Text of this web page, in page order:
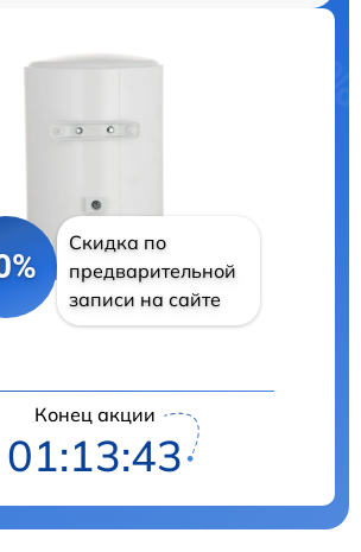
Скидка по
предварительной
записи на сайте
Конец акции
01:13:43